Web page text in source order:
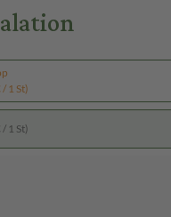
1 St)
1 St)